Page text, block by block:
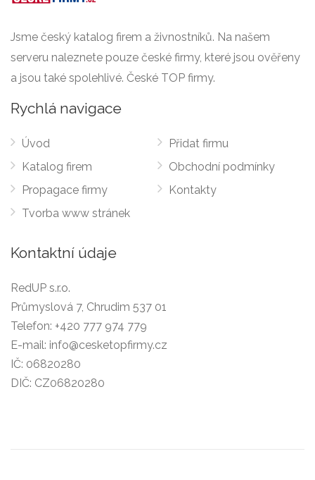
Jsme český katalog firem a živnostníků. Na našem
serveru naleznete pouze české firmy, které jsou ověřeny
a jsou také spolehlivé. České TOP firmy.
Rychlá navigace
Úvod
Katalog firem
Propagace firmy
Tvorba www stránek
Přidat firmu
Obchodní podmínky
Kontakty
Kontaktní údaje
RedUP s.r.o.
Průmyslová 7, Chrudim 537 01
Telefon: +420 777 974 779
E-mail: info@cesketopfirmy.cz
IČ: 06820280
DIČ: CZ06820280